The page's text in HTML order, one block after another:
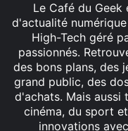
Le Café du
d'actualité
High-Tech géré
passionnés.
des bons plans, des
grand public, des
d'achats. Mais
cinéma, du sport
innovations